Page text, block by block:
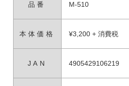
品番 M-510
本体価格 ¥3,200 + 消費税
JAN 4905429106219